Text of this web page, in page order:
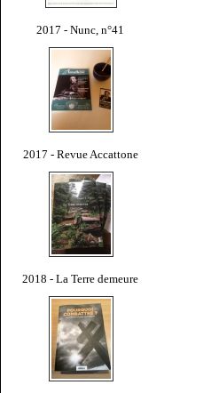
2017 - Nunc, n°41
2017 - Revue Accattone
2018 - La Terre demeure